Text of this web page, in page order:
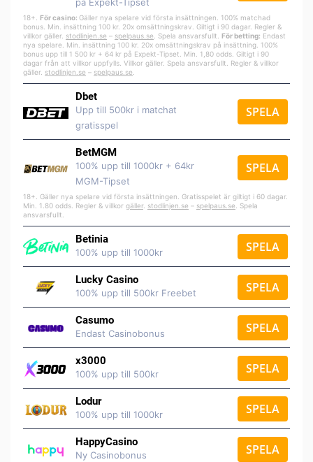
18+. För casino: Gäller nya spelare vid första insättningen. 100% matchad
bonus. Min. insättning 100 kr. 20x omsättningskrav. Giltigt i 90 dagar. Regler &
villkor gäller. stodlinjen.se – spelpaus.se . Spela ansvarsfullt. För betting: Endast
nya spelare. Min. insättning 100 kr. 20x omsättningskrav på insättning. 100%
bonus upp till 1 500 kr + 64 kr på Expekt-Tipset. Min. 1,80 odds. Giltigt i 90
dagar från att villkor uppfylls. Villkor gäller. Spela ansvarsfullt. Regler & villkor
gäller. stodlinjen.se – spelpaus.se
Dbet
Upp till 500kr i matchat
gratisspel
SPELA
BetMGM
100% upp till 1000kr + 64kr
MGM-Tipset
SPELA
18+. Gäller nya spelare vid första insättningen. Gratisspelet är giltigt i 60 dagar.
Min. 1.80 odds. Regler & villkor gäller stodlinjen.se – spelpaus.se . Spela
ansvarsfullt.
Betinia
100% upp till 1000kr SPELA
Lucky Casino
100% upp till 500kr Freebet SPELA
Casumo
Endast Casinobonus SPELA
x3000
100% upp till 500kr SPELA
Lodur
100% upp till 1000kr SPELA
HappyCasino
Ny Casinobonus SPELA